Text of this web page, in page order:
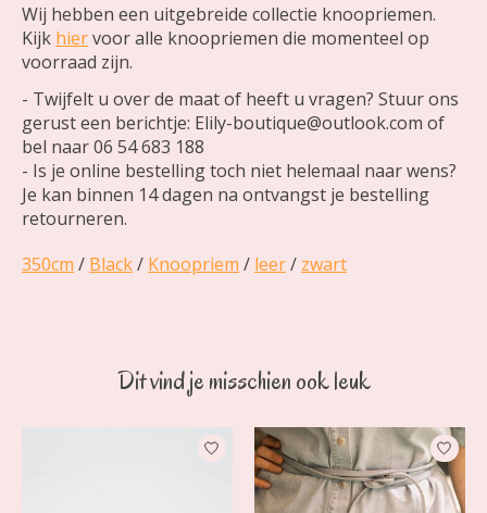
Wij hebben een uitgebreide collectie knoopriemen.
Kijk hiervoor alle knoopriemen die momenteel op
voorraad zijn.
- Twijfelt u over de maat of heeft u vragen? Stuur ons
gerust een berichtje: Elily-boutique@outlook.com of
bel naar 06 54 683 188
- Is je online bestelling toch niet helemaal naar wens?
Je kan binnen 14 dagen na ontvangst je bestelling
retourneren.
350cm / Black/ Knoopriem / leer/ zwart
Dit vind je misschien ook leuk
Items van productcarrousel